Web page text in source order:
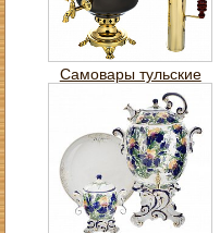
Самовары тульские